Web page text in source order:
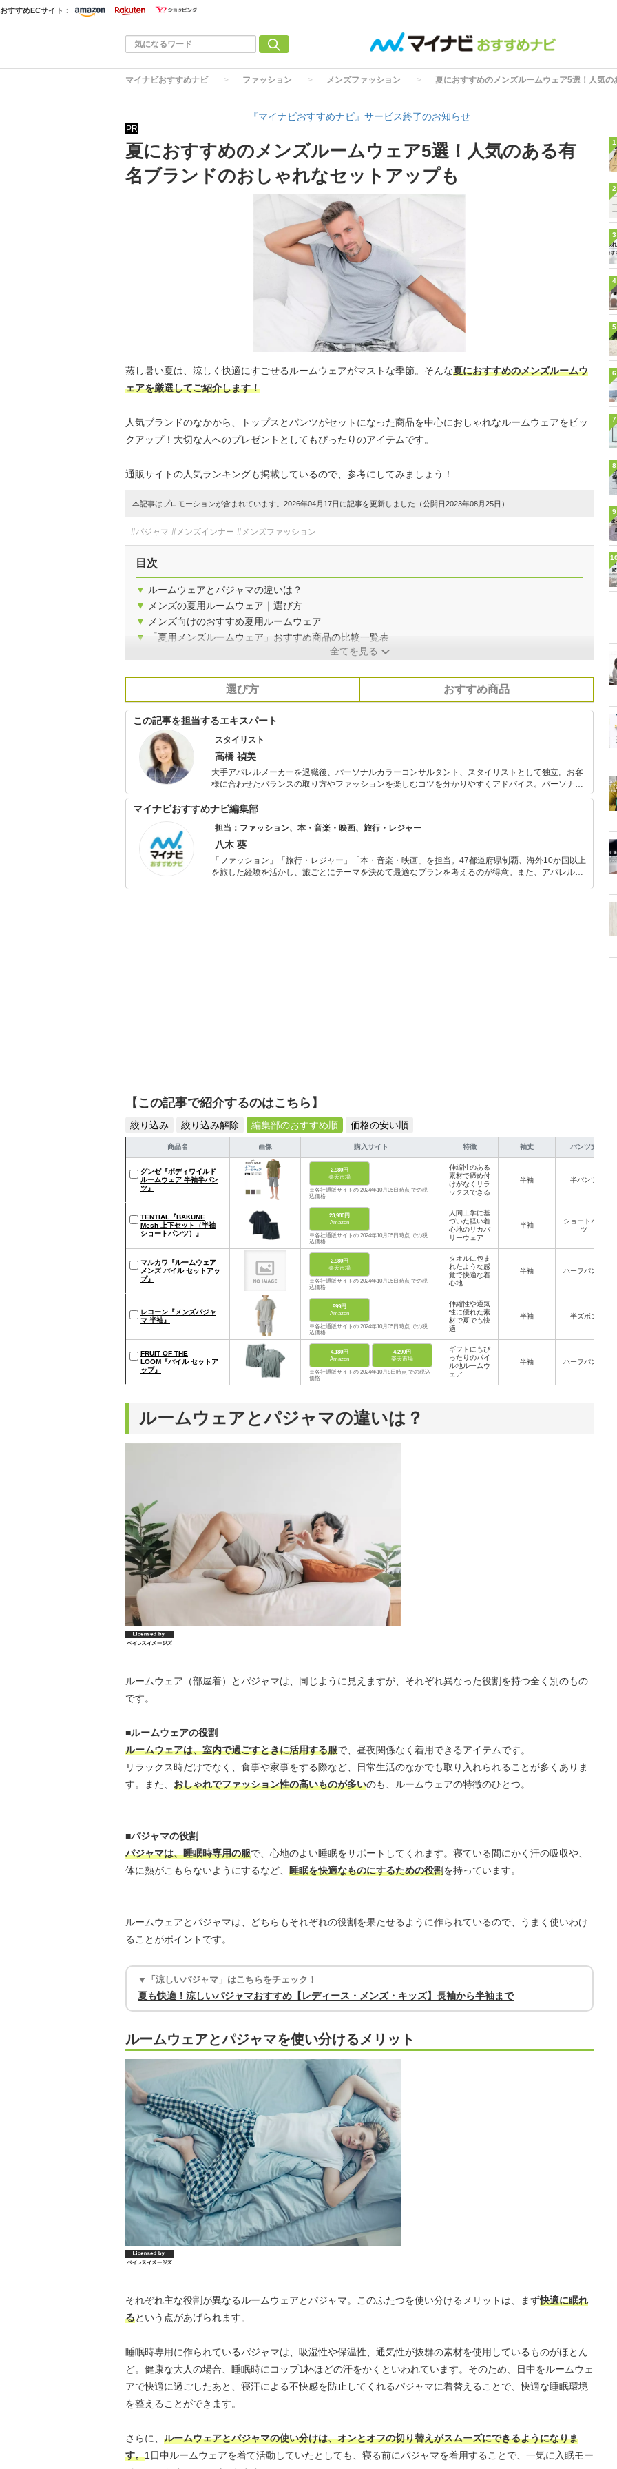
おすすめECサイト：
マイナビおすすめナビ ファッション メンズファッション 夏におすすめのメンズルームウェア5選！人気
『マイナビおすすめナビ』サービス終了のお知らせ
PR
夏におすすめのメンズルームウェア5選！人気のある有
名ブランドのおしゃれなセットアップも
蒸し暑い夏は、涼しく快適にすごせるルームウェアがマストな季節。そんな夏におすすめのメンズルームウ
ェアを厳選してご紹介します！
人気ブランドのなかから、トップスとパンツがセットになった商品を中心におしゃれなルームウェアをピッ
クアップ！大切な人へのプレゼントとしてもぴったりのアイテムです。
通販サイトの人気ランキングも掲載しているので、参考にしてみましょう！
本記事はプロモーションが含まれています。2026年04月17日に記事を更新しました（公開日2023年08月25日）
#パジャマ #メンズインナー #メンズファッション
目次
▼ ルームウェアとパジャマの違いは？
▼
メンズの夏用ルームウェア｜選び方
▼
メンズ向けのおすすめ夏用ルームウェア
▼
「夏用メンズルームウェア」おすすめ商品の比較一覧表
全てを見る
選び方 おすすめ商品
この記事を担当するエキスパート
スタイリスト
高橋 禎美
大手アパレルメーカーを退職後、パーソナルカラーコンサルタント、スタイリストとして独立。お客
様に合わせたバランスの取り方やファッションを楽しむコツを分かりやすくアドバイス。パーソナル
カラー診断も会社員時代から仕事の中で関わっており実績と定評がある。 また、FPとしても活動して
おり、個人FP相談や投資初心者の女性に向けた「はじめての投資セミナー」を開催中。お金とファッ
マイナビおすすめナビ編集部
担当：ファッション、本・音楽・映画、旅行・レジャー
八木 葵
「ファッション」「旅行・レジャー」「本・音楽・映画」を担当。47都道府県制覇、海外10か国以上
を旅した経験を活かし、旅ごとにテーマを決めて最適なプランを考えるのが得意。また、アパレルシ
【この記事で紹介するのはこちら】
絞り込み 絞り込み解除 編集部のおすすめ順 価格の安い順
商品名 画像 購入サイト 特徴 袖丈 パンツ丈
グンゼ『ボディワイルド
ルームウェア 半袖半パン
ツ』
2,980円
楽天市場
※各社通販サイトの 2024年10月05日時点 での税
込価格
伸縮性のある
素材で締め付
けがなくリラ
ックスできる
半袖 半パンツ
TENTIAL『BAKUNE
Mesh 上下セット（半袖
ショートパンツ）』
23,980円
Amazon
※各社通販サイトの 2024年10月05日時点 での税
込価格
人間工学に基
づいた軽い着
心地のリカバ
リーウェア
半袖
ショートパン
ツ
マルカワ『ルームウェア
メンズ パイル セットアッ
プ』
2,980円
楽天市場
※各社通販サイトの 2024年10月05日時点 での税
込価格
タオルに包ま
れたような感
覚で快適な着
心地
半袖 ハーフパンツ
レコーン『メンズパジャ
マ 半袖』
999円
Amazon
※各社通販サイトの 2024年10月05日時点 での税
込価格
伸縮性や通気
性に優れた素
材で夏でも快
適
半袖 半ズボン
FRUIT OF THE
LOOM『パイル セットア
ップ』
4,180円
Amazon
4,290円
楽天市場
※各社通販サイトの 2024年10月8日時点 での税込
価格
ギフトにもぴ
ったりのパイ
ル地ルームウ
ェア
半袖 ハーフパンツ
ルームウェアとパジャマの違いは？
ルームウェア（部屋着）とパジャマは、同じように見えますが、それぞれ異なった役割を持つ全く別のもの
です。
■ルームウェアの役割
ルームウェアは、室内で過ごすときに活用する服で、昼夜関係なく着用できるアイテムです。
リラックス時だけでなく、食事や家事をする際など、日常生活のなかでも取り入れられることが多くありま
す。また、 おしゃれでファッション性の高いものが多いのも、ルームウェアの特徴のひとつ。
■パジャマの役割
パジャマは、睡眠時専用の服で、心地のよい睡眠をサポートしてくれます。寝ている間にかく汗の吸収や、
体に熱がこもらないようにするなど、 睡眠を快適なものにするための役割を持っています。
ルームウェアとパジャマは、どちらもそれぞれの役割を果たせるように作られているので、うまく使いわけ
ることがポイントです。
▼「涼しいパジャマ」はこちらをチェック！
夏も快適！涼しいパジャマおすすめ【レディース・メンズ・キッズ】長袖から半袖まで
ルームウェアとパジャマを使い分けるメリット
それぞれ主な役割が異なるルームウェアとパジャマ。このふたつを使い分けるメリットは、まず快適に眠れ
るという点があげられます。
睡眠時専用に作られているパジャマは、吸湿性や保温性、通気性が抜群の素材を使用しているものがほとん
ど。健康な大人の場合、睡眠時にコップ1杯ほどの汗をかくといわれています。そのため、日中をルームウェ
アで快適に過ごしたあと、寝汗による不快感を防止してくれるパジャマに着替えることで、快適な睡眠環境
を整えることができます。
さらに、 ルームウェアとパジャマの使い分けは、オンとオフの切り替えがスムーズにできるようになりま
す。1日中ルームウェアを着て活動していたとしても、寝る前にパジャマを着用することで、一気に入眠モー
1
2
3
4
5
6
7
8
9